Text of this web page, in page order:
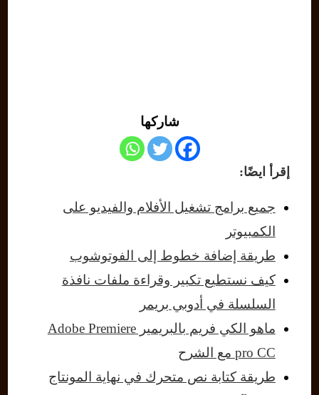
شاركها
إقرأ ايضًا:
جميع برامج تشغيل الأفلام والفيديو على
الكمبيوتر
طريقة إضافة خطوط إلى الفوتوشوب
كيف نستطيع تكبير وقراءة ملفات نافذة
السلسلة في أدوبي بريمر
ماهو الكي فريم بالبريمير Adobe Premiere
pro CC مع الشرح
طريقة كتابة نص متحرك في نهاية المونتاج